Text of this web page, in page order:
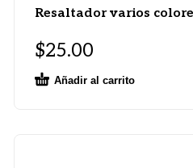
Resaltador varios
$25.00
Añadir al carrito